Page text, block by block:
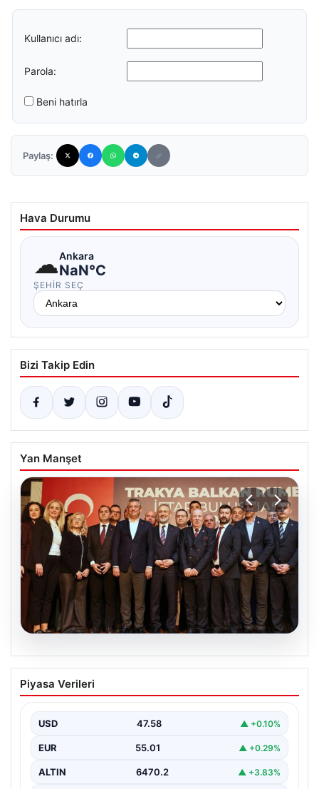
Kullanıcı adı:
Parola:
Beni hatırla
Paylaş:
Hava Durumu
☁Ankara
NaN°C
ŞEHIR SEÇ
Bizi Takip Edin
Yan Manşet
05.08.2026
Gözler İstanbul’a çevrildi, bir belediye
başkanından daha açıklama geldi. “Yeni
{"title": "İstanbul'da Siyasi Gelişmeler ve Belediye
dönemde yaşanan siyasi…
Piyasa Verileri
USD 47.58 ▲ +0.10%
EUR 55.01 ▲ +0.29%
ALTIN 6470.2 ▲ +3.83%